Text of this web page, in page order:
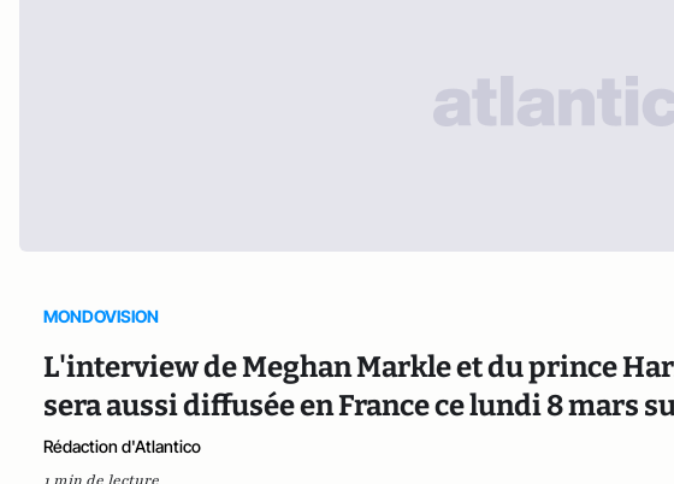
MONDOVISION
L'interview de Meghan Markle et du prince
sera aussi diffusée en France ce lundi 8 mars
Rédaction d'Atlantico
1 min de lecture